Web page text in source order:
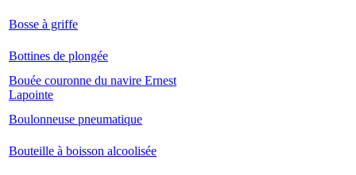
Bosse à griffe
Bottines de plongée
Bouée couronne du navire Ernest
Lapointe
Boulonneuse pneumatique
Bouteille à boisson alcoolisée